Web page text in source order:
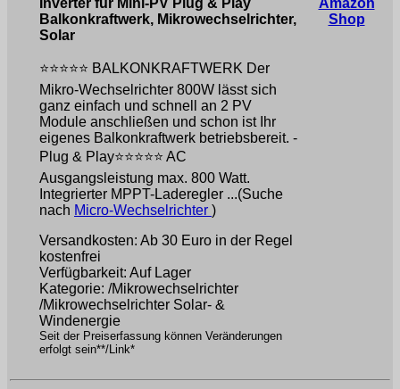
Inverter für Mini-PV Plug & Play
Balkonkraftwerk, Mikrowechselrichter,
Solar
⭐⭐⭐⭐⭐ BALKONKRAFTWERK Der
Mikro-Wechselrichter 800W lässt sich
ganz einfach und schnell an 2 PV
Module anschließen und schon ist Ihr
eigenes Balkonkraftwerk betriebsbereit. -
Plug & Play⭐⭐⭐⭐⭐ AC
Ausgangsleistung max. 800 Watt.
Integrierter MPPT-Laderegler ...(Suche
nach Micro-Wechselrichter )
Versandkosten: Ab 30 Euro in der Regel
kostenfrei
Verfügbarkeit: Auf Lager
Kategorie: /Mikrowechselrichter
/Mikrowechselrichter Solar- &
Windenergie
Seit der Preiserfassung können Veränderungen
erfolgt sein**/Link*
Amazon
Shop